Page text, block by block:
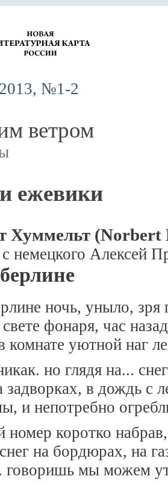
№1-2
ветром
ежевики
Хуммельт (Norbert
немецкого Алексей
ночь, уныло,
фонаря, час
комнате уютной наг
но глядя на...
задворках, в дождь с
и непотребно
коротко
на бордюрах, на
говоришь мы можем